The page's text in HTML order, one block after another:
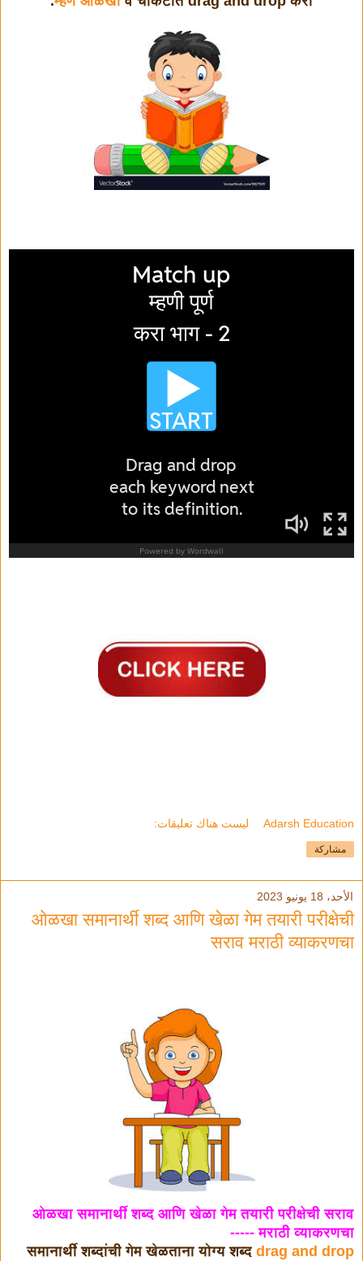
Adarsh Education ليست هناك تعليقات:
مشاركة
الأحد، 18 يونيو 2023
ओळखा समानार्थी शब्द आणि खेळा गेम तयारी परीक्षेची
सराव मराठी व्याकरणचा
ओळखा समानार्थी शब्द आणि खेळा गेम तयारी परीक्षेची सराव
मराठी व्याकरणचा -----
समानार्थीशब्दांची गेम खेळताना योग्य शब्द drag and drop